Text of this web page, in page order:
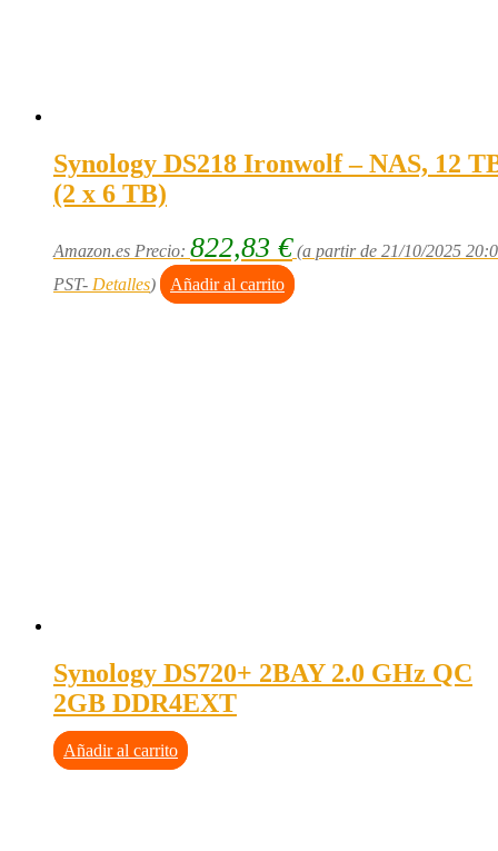
Synology DS218 Ironwolf – NAS, 12
(2 x 6 TB)
Amazon.es Precio: 822,83 € (a partir de 21/10/2025
PST- Detalles) Añadir al carrito
Synology DS720+ 2BAY 2.0 GHz QC
2GB DDR4EXT
Añadir al carrito